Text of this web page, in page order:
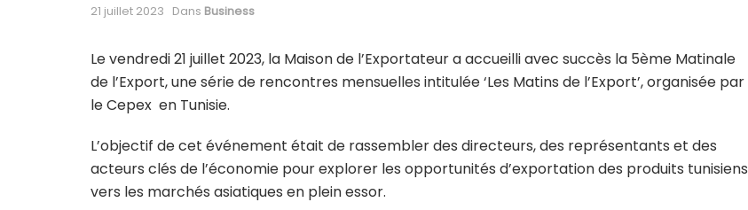
21 juillet 2023 Dans Business
Le vendredi 21 juillet 2023, la Maison de l’Exportateur a accueilli avec succès la 5ème Matinale
de l’Export, une série de rencontres mensuelles intitulée ‘Les Matins de l’Export’, organisée par
le Cepex en Tunisie.
L’objectif de cet événement était de rassembler des directeurs, des représentants et des
acteurs clés de l’économie pour explorer les opportunités d’exportation des produits tunisiens
vers les marchés asiatiques en plein essor.